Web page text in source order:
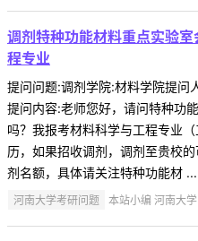
调剂特种功能材料重点实验
程专业
提问问题:调剂学院:材料学院提
提问内容:老师您好，请问特种功
吗？我报考材料科学与工程专业
历，如果招收调剂，调剂至贵校
剂名额，具体请关注特种功能材 ...
河南大学考研问题 本站小编 河南大